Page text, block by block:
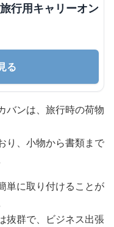
行用キャリーオン
る
バンは、旅行時の荷物
り、小物から書類まで
単に取り付けることが
抜群で、ビジネス出張